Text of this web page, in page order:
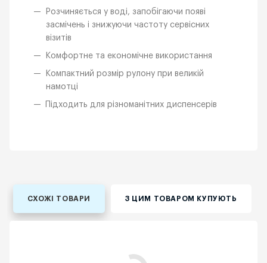
Розчиняється у воді, запобігаючи появі
засмічень і знижуючи частоту сервісних
візитів
Комфортне та економічне використання
Компактний розмір рулону при великій
намотці
Підходить для різноманітних диспенсерів
СХОЖІ ТОВАРИ З ЦИМ ТОВАРОМ КУПУЮТЬ